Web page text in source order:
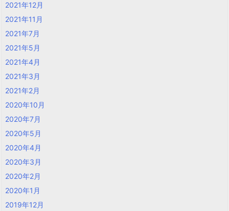
2021年12月
2021年11月
2021年7月
2021年5月
2021年4月
2021年3月
2021年2月
2020年10月
2020年7月
2020年5月
2020年4月
2020年3月
2020年2月
2020年1月
2019年12月